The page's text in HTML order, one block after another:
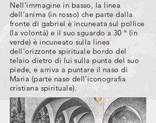
Nell'immagine in basso, la linea
dell'anima (in rosso) che parte dalla
fronte di gabriel è incuneata sul pollice
(la volontà) e il suo sguardo a 30 ° (in
verde) è incuneato sulla linea
dell'orizzonte spirituale bordo del
telaio dietro di lui sulla punta del suo
piede, e arriva a puntare il naso di
Maria (parte naso dell'iconografia
cristiana spirituale).